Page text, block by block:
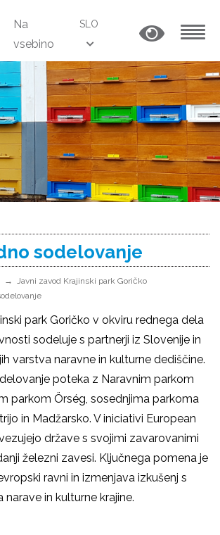
Na
vsebino
SLO
sodelovanje
Javni zavod Krajinski park Goričko
park Goričko v okviru rednega dela
sodeluje s partnerji iz Slovenije in
varstva naravne in kulturne dediščine.
poteka z Naravnim parkom
parkom Örség, sosednjima parkoma
in Madžarsko. V iniciativi European
države s svojimi zavarovanimi
železni zavesi. Ključnega pomena je
ravni in izmenjava izkušenj s
in kulturne krajine.